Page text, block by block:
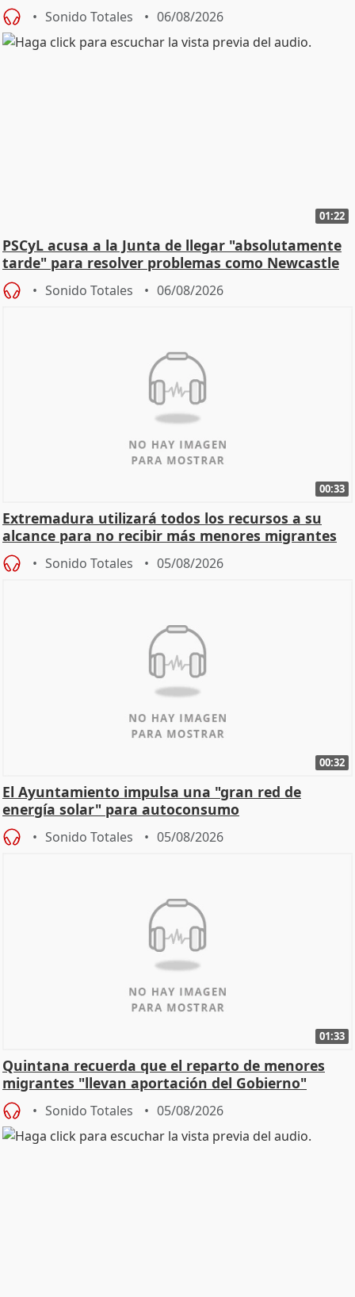
Sonido Totales 06/08/2026
01:22
PSCyL acusa a la Junta de llegar "absolutamente
tarde" para resolver problemas como Newcastle
Sonido Totales 06/08/2026
00:33
Extremadura utilizará todos los recursos a su
alcance para no recibir más menores migrantes
Sonido Totales 05/08/2026
00:32
El Ayuntamiento impulsa una "gran red de
energía solar" para autoconsumo
Sonido Totales 05/08/2026
01:33
Quintana recuerda que el reparto de menores
migrantes "llevan aportación del Gobierno"
central
Sonido Totales 05/08/2026